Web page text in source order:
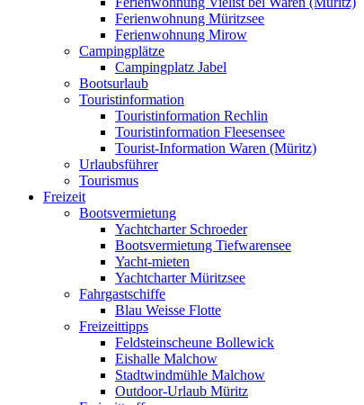
Ferienwohnung Müritzsee
Ferienwohnung Mirow
Campingplätze
Campingplatz Jabel
Bootsurlaub
Touristinformation
Touristinformation Rechlin
Touristinformation Fleesensee
Tourist-Information Waren (Müritz)
Urlaubsführer
Tourismus
Freizeit
Bootsvermietung
Yachtcharter Schroeder
Bootsvermietung Tiefwarensee
Yacht-mieten
Yachtcharter Müritzsee
Fahrgastschiffe
Blau Weisse Flotte
Freizeittipps
Feldsteinscheune Bollewick
Eishalle Malchow
Stadtwindmühle Malchow
Outdoor-Urlaub Müritz